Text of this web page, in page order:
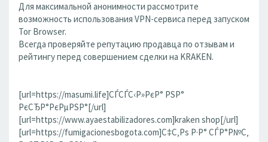
Для максимальной анонимности рассмотрите
возможность использования VPN-сервиса перед запуском
Tor Browser.
Всегда проверяйте репутацию продавца по отзывам и
рейтингу перед совершением сделки на KRAKEN.
[url=https://masumi.life]СЃСЃС‹Р»РєР° РЅР°
РєСЂР°РєРµРЅР°[/url]
[url=https://www.ayaestabilizadores.com]kraken shop[/url]
[url=https://fumigacionesbogota.com]С‡С‚Рѕ Р·Р° СЃР°Р№С‚